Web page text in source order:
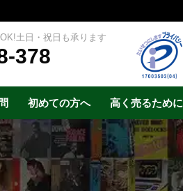
土日・祝日も承ります
378
初めての方へ 高く売るために